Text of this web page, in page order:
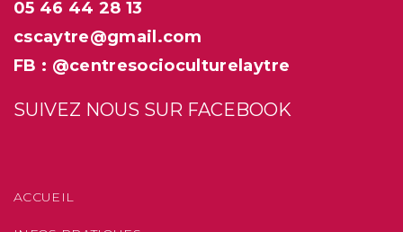
05 46 44 28 13
cscaytre@gmail.com
FB : @centresocioculturelaytre
SUIVEZ NOUS SUR FACEBOOK
ACCUEIL